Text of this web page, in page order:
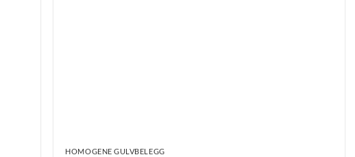
HOMOGENE GULVBELEGG